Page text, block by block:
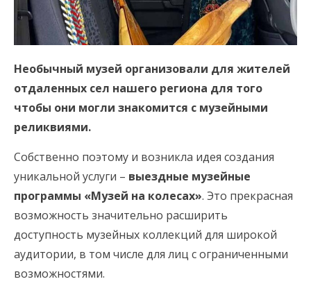
Необычный музей организовали для жителей
отдаленных сел нашего региона для того
чтобы они могли знакомится с музейными
реликвиями.
Собственно поэтому и возникла идея создания
уникальной услуги – выездные музейные
программы «Музей на колесах». Это прекрасная
возможность значительно расширить
доступность музейных коллекций для широкой
аудитории, в том числе для лиц с ограниченными
возможностями.